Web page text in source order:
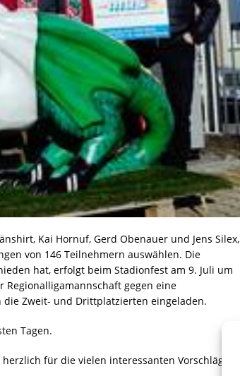
Kai Hornuf, Gerd Obenauer und Jens Silex,
von 146 Teilnehmern auswählen. Die
hat, erfolgt beim Stadionfest am 9. Juli um
Regionalligamannschaft gegen eine
die Zweit- und Drittplatzierten eingeladen.
Tagen.
für die vielen interessanten Vorschläge